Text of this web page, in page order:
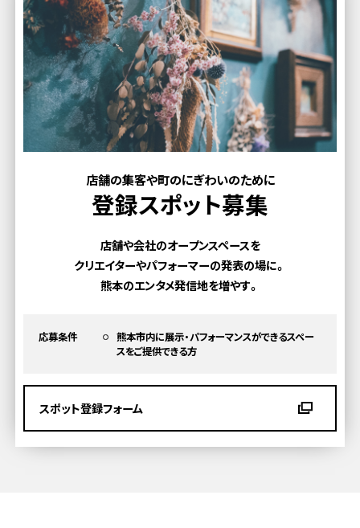
店舗の集客や町のにぎわいのために
登録スポット募集
店舗や会社のオープンスペースを
クリエイターやパフォーマーの発表の場に。
熊本のエンタメ発信地を増やす。
応募条件
熊本市内に展示・パフォーマンスができるスペー
スをご提供できる方
スポット登録フォーム